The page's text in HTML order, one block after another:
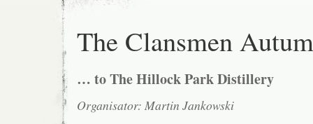
The Clansmen
… to The Hillock Park Distillery
Organisator: Martin Jankowski